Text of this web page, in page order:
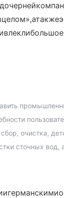
очистка,
сточных вод,